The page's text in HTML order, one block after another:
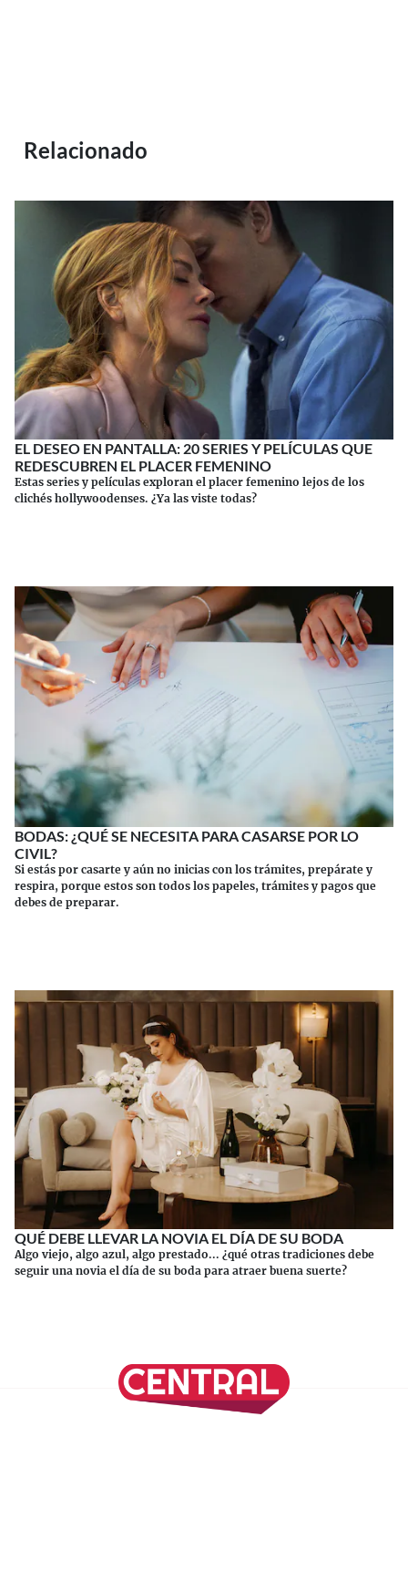
Relacionado
EL DESEO EN PANTALLA: 20 SERIES Y PELÍCULAS QUE
REDESCUBREN EL PLACER FEMENINO
Estas series y películas exploran el placer femenino lejos de los
clichés hollywoodenses. ¿Ya las viste todas?
BODAS: ¿QUÉ SE NECESITA PARA CASARSE POR LO
CIVIL?
Si estás por casarte y aún no inicias con los trámites, prepárate y
respira, porque estos son todos los papeles, trámites y pagos que
debes de preparar.
QUÉ DEBE LLEVAR LA NOVIA EL DÍA DE SU BODA
Algo viejo, algo azul, algo prestado... ¿qué otras tradiciones debe
seguir una novia el día de su boda para atraer buena suerte?